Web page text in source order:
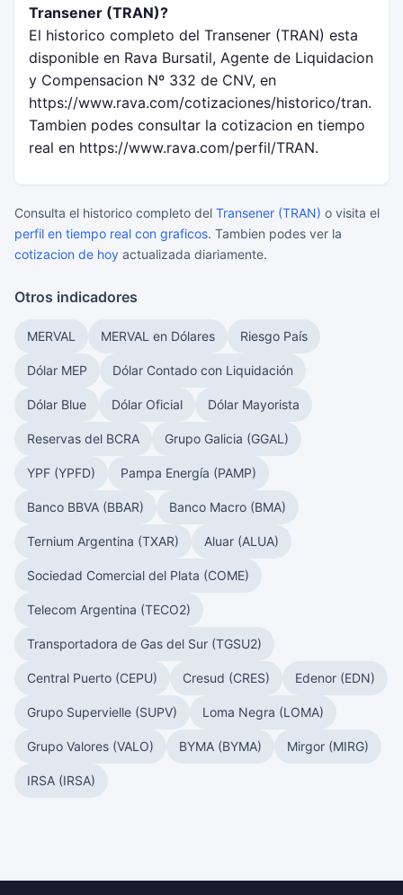
Transener (TRAN)?
El historico completo del Transener (TRAN) esta
disponible en Rava Bursatil, Agente de Liquidacion
y Compensacion Nº 332 de CNV, en
https://www.rava.com/cotizaciones/historico/tran.
Tambien podes consultar la cotizacion en tiempo
real en https://www.rava.com/perfil/TRAN.
Consulta el historico completo del Transener (TRAN) o visita el
perfil en tiempo real con graficos. Tambien podes ver la
cotizacion de hoy actualizada diariamente.
Otros indicadores
MERVAL MERVAL en Dólares Riesgo País
Dólar MEP Dólar Contado con Liquidación
Dólar Blue Dólar Oficial Dólar Mayorista
Reservas del BCRA Grupo Galicia (GGAL)
YPF (YPFD) Pampa Energía (PAMP)
Banco BBVA (BBAR) Banco Macro (BMA)
Ternium Argentina (TXAR) Aluar (ALUA)
Sociedad Comercial del Plata (COME)
Telecom Argentina (TECO2)
Transportadora de Gas del Sur (TGSU2)
Central Puerto (CEPU) Cresud (CRES) Edenor (EDN)
Grupo Supervielle (SUPV) Loma Negra (LOMA)
Grupo Valores (VALO) BYMA (BYMA) Mirgor (MIRG)
IRSA (IRSA)